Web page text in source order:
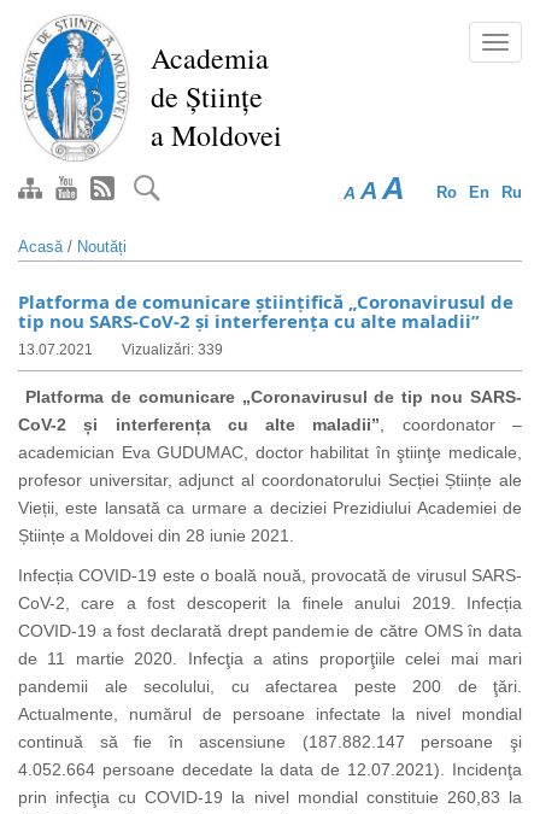
conţinutul
principal
Academia
de Științe
a Moldovei
Ro En Ru
A A A
Acasă/ Noutăți
Platforma de comunicare științifică „Coronavirusul de
tip nou SARS-CoV-2 și interferența cu alte maladii”
13.07.2021 Vizualizări: 339
Platforma de comunicare „Coronavirusul de tip nou SARS-
CoV-2 și interferența cu alte maladii” , coordonator –
academician Eva GUDUMAC, doctor habilitat în ştiinţe medicale,
profesor universitar,adjunct al coordonatorului Secției Științe ale
Vieții, este lansată ca urmare a deciziei Prezidiului Academiei de
Științe a Moldovei din 28 iunie 2021.
Infecția COVID-19 este o boală nouă, provocată de virusul SARS-
CoV-2, care a fost descoperit la finele anului 2019. Infecția
COVID-19 a fost declarată drept pandemie de către OMS în data
de 11 martie 2020. Infecţia a atins proporţiile celei mai mari
pandemii ale secolului, cu afectarea peste 200 de ţări.
Actualmente, numărul de persoane infectate la nivel mondial
continuă să fie în ascensiune (187.882.147 persoane şi
4.052.664 persoane decedate la data de 12.07.2021). Incidenţa
prin infecţia cu COVID-19 la nivel mondial constituie 260,83 la